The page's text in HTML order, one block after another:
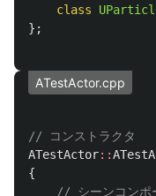
class
};
ATestActor.cpp
// コンストラクタ
ATestActor::
{
// シーンコンポ